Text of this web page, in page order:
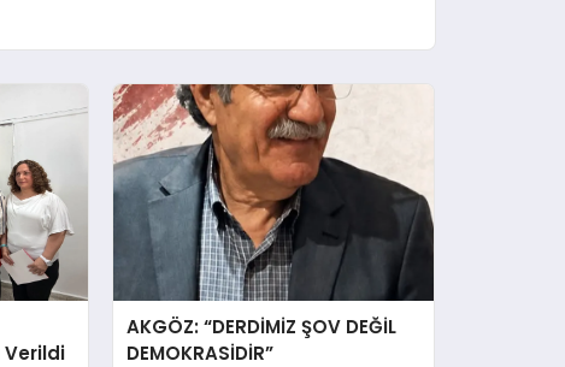
Verildi
AKGÖZ: “DERDİMİZ ŞOV DEĞİL
DEMOKRASİDİR”